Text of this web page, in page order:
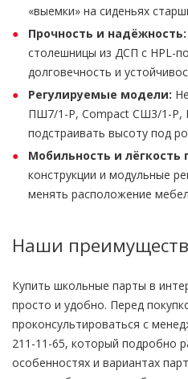
«выемки» на сиденьях
Прочность и надёжность:
столешницы из ДСП с HPL-
долговечность и
Регулируемые модели:
ПШ7/1-Р, Compact СШ3/1-Р,
подстраивать высоту под
Мобильность и лёгкость
конструкции и модульные
менять расположение
Наши
Купить школьные парты в
просто и удобно. Перед
проконсультироваться с
211-11-65, который подробно
особенностях и вариантах